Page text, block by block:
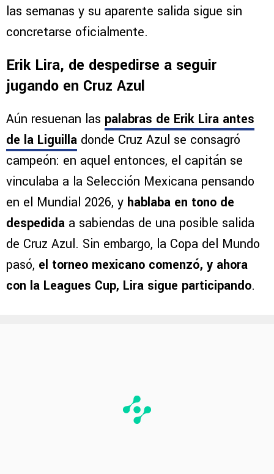
las semanas y su aparente salida sigue sin
concretarse oficialmente.
Erik Lira, de despedirse a seguir
jugando en Cruz Azul
Aún resuenan las palabras de Erik Lira antes
de la Liguilla donde Cruz Azul se consagró
campeón: en aquel entonces, el capitán se
vinculaba a la Selección Mexicana pensando
en el Mundial 2026, y hablaba en tono de
despedida a sabiendas de una posible salida
de Cruz Azul. Sin embargo, la Copa del Mundo
pasó, el torneo mexicano comenzó, y ahora
con la Leagues Cup, Lira sigue participando.